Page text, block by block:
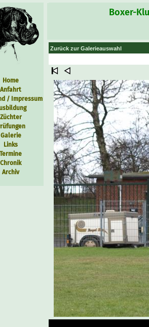
Home
Anfahrt
/ Impressum
Züchter
Galerie
Links
Termine
Chronik
Archiv
Boxer-
Zurück zur Galerieauswahl